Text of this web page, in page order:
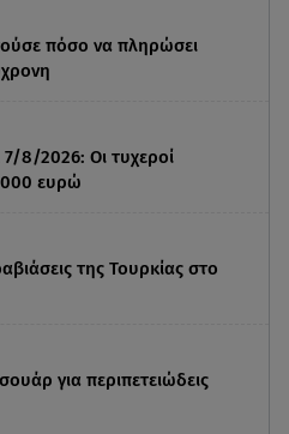
πόσο να πληρώσει
8/2026: Οι τυχεροί
ευρώ
της Τουρκίας στο
για περιπετειώδεις